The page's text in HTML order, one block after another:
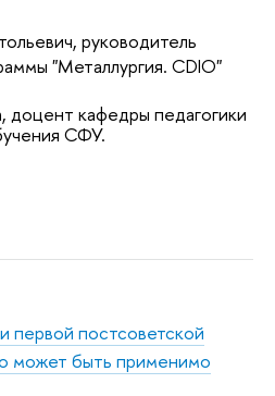
руководитель
"Металлургия. CDIO"
доцент кафедры педагогики
СФУ.
первой постсоветской
может быть применимо